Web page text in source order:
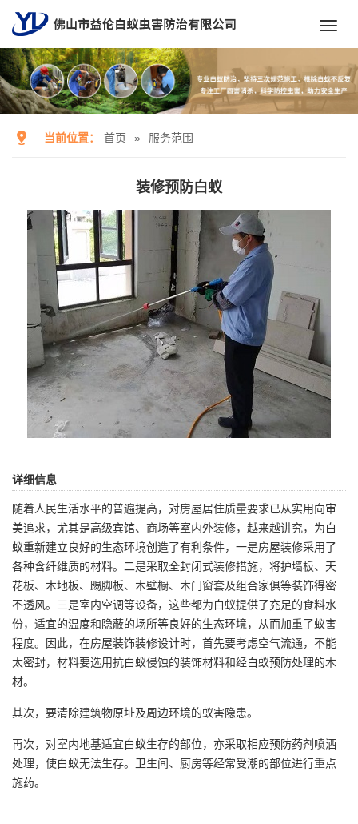
当前位置： 首页 » 服务范围
装修预防白蚁
详细信息
随着人民生活水平的普遍提高，对房屋居住质量要求已从实用向审
美追求，尤其是高级宾馆、商场等室内外装修，越来越讲究，为白
蚁重新建立良好的生态环境创造了有利条件，一是房屋装修采用了
各种含纤维质的材料。二是采取全封闭式装修措施，将护墙板、天
花板、木地板、踢脚板、木壁橱、木门窗套及组合家俱等装饰得密
不透风。三是室内空调等设备，这些都为白蚁提供了充足的食料水
份，适宜的温度和隐蔽的场所等良好的生态环境，从而加重了蚁害
程度。因此，在房屋装饰装修设计时，首先要考虑空气流通，不能
太密封，材料要选用抗白蚁侵蚀的装饰材料和经白蚁预防处理的木
材。
其次，要清除建筑物原址及周边环境的蚁害隐患。
再次，对室内地基适宜白蚁生存的部位，亦采取相应预防药剂喷洒
处理，使白蚁无法生存。卫生间、厨房等经常受潮的部位进行重点
施药。